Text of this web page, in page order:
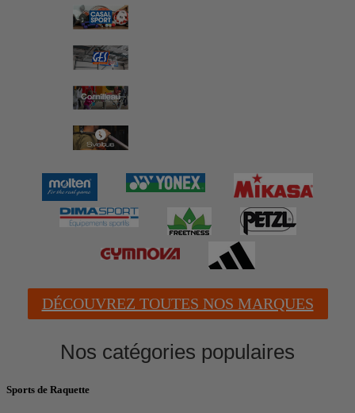
DÉCOUVREZ TOUTES NOS MARQUES
Nos catégories populaires
Sports de Raquette